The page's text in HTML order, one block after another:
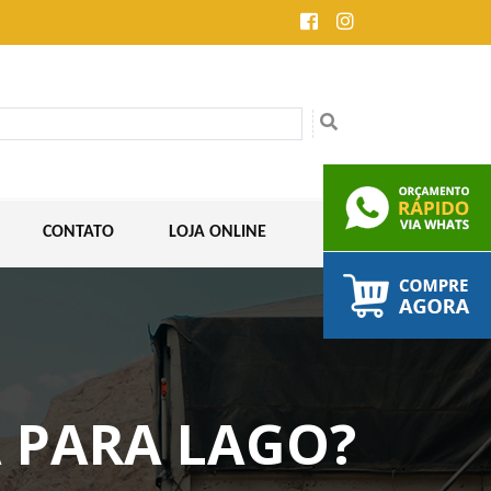
CONTATO LOJA ONLINE
LAGO?